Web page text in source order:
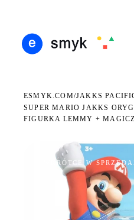
ESMYK.COM/JAKKS
SUPER MARIO JAKKS
FIGURKA LEMMY +
WKRÓTCE W